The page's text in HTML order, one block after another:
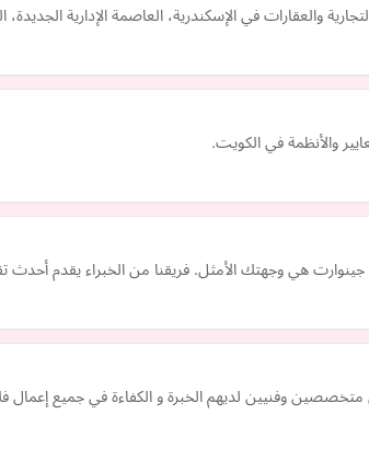
والعقارات في الإسكندرية، العاصمة الإدارية
والأنظمة في الكويت.
هي وجهتك الأمثل. فريقنا من الخبراء يقدم أحدث
وفنيين لديهم الخبرة و الكفاءة في جميع إعمال